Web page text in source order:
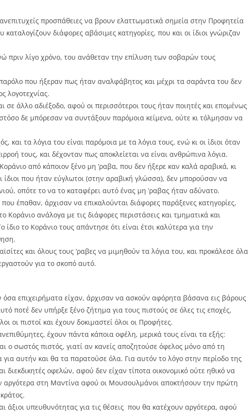
προσπάθειες να βρουν ελαττωματικά σημεία στην Προφητεία
διάφορες αβάσιμες κατηγορίες, που και οι ίδιοι γνώριζαν
πριν λίγο χρόνο, του ανάθεταν την επίλυση των σοβαρών τους
που ήξεραν πως ήταν αναλφάβητος και μέχρι τα σαράντα του δεν
λογοτεχνίας.
σε άλλο αδιέξοδο, αφού οι περισσότεροι τους ήταν ποιητές και επομένως
δε μπόρεσαν να συντάξουν παρόμοια κείμενα, ούτε κι τόλμησαν να
και τα λόγια του είναι παρόμοια με τα λόγια τους, ενώ κι οι ίδιοι όταν
τους, και δέχονταν πως αποκλείεται να είναι ανθρώπινα λόγια.
από κάποιον ξένο μη ’ραβα, που δεν ήξερε καν καλά αραβικά, κι
ίδιοι που ήταν εύγλωτοι (στην αραβική γλώσσα), δεν μπορούσαν να
οπότε το να το καταφέρει αυτό ένας μη ’ραβας ήταν αδύνατο.
έπαθαν, άρχισαν να επικαλούνται διάφορες παράξενες κατηγορίες,
Κοράνιο ανάλογα με τις διάφορες περιστάσεις και τμηματικά και
το Κοράνιο τους απάντησε ότι είναι έτσι καλύτερα για την
και όλους τους ’ραβες να μιμηθούν τα λόγια του, και προκάλεσε όλα
για το σκοπό αυτό.
όσα επιχειρήματα είχαν, άρχισαν να ασκούν αφόρητα βάσανα εις βάρους
ποτέ δεν υπήρξε ξένο ζήτημα για τους πιστούς σε όλες τις εποχές,
οι πιστοί και έχουν δοκιμαστεί όλοι οι Προφήτες.
έχουν πάντα κάποια οφέλη, μερικά τους είναι τα εξής:
ο σωστός πιστός, γιατί αν κανείς αποζητούσε όφελος μόνο από τη
αυτήν και θα τα παρατούσε όλα. Για αυτόν το λόγο στην περίοδο της
διεκδικητές οφελών, αφού δεν είχαν τίποτα οικονομικό ούτε ηθικό να
αργότερα στη Μαντίνα αφού οι Μουσουλμάνοι αποκτήσουν την πρώτη
άξιοι υπευθυνότητας για τις θέσεις που θα κατέχουν αργότερα, αφού